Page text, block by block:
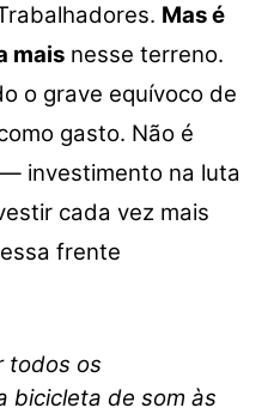
Mas é
maisnesse terreno.
o grave equívoco de
gasto. Não é
investimento na luta
cada vez mais
frente
todos os
de som às